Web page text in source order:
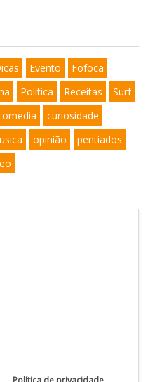
Evento
Fofoca
Politica Receitas
Surf
curiosidade
opinião
pentiados